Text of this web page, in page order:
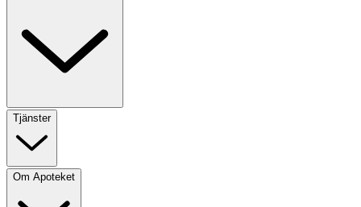
Tjänster
Om Apoteket